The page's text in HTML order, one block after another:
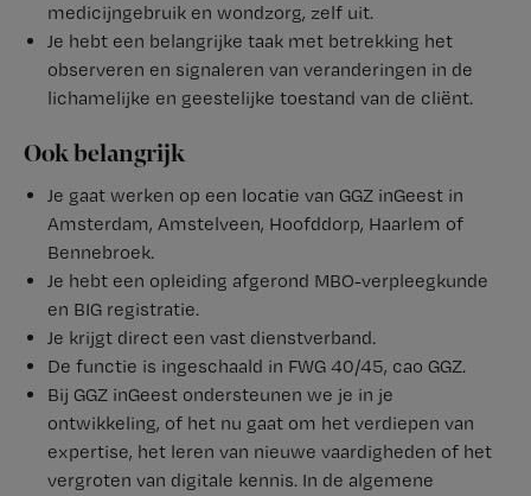
medicijngebruik en wondzorg, zelf uit.
Je hebt een belangrijke taak met betrekking het
observeren en signaleren van veranderingen in de
lichamelijke en geestelijke toestand van de cliënt.
Ook belangrijk
Je gaat werken op een locatie van GGZ inGeest in
Amsterdam, Amstelveen, Hoofddorp, Haarlem of
Bennebroek.
Je hebt een opleiding afgerond MBO-verpleegkunde
en BIG registratie.
Je krijgt direct een vast dienstverband.
De functie is ingeschaald in FWG 40/45, cao GGZ.
Bij GGZ inGeest ondersteunen we je in je
ontwikkeling, of het nu gaat om het verdiepen van
expertise, het leren van nieuwe vaardigheden of het
vergroten van digitale kennis. In de algemene